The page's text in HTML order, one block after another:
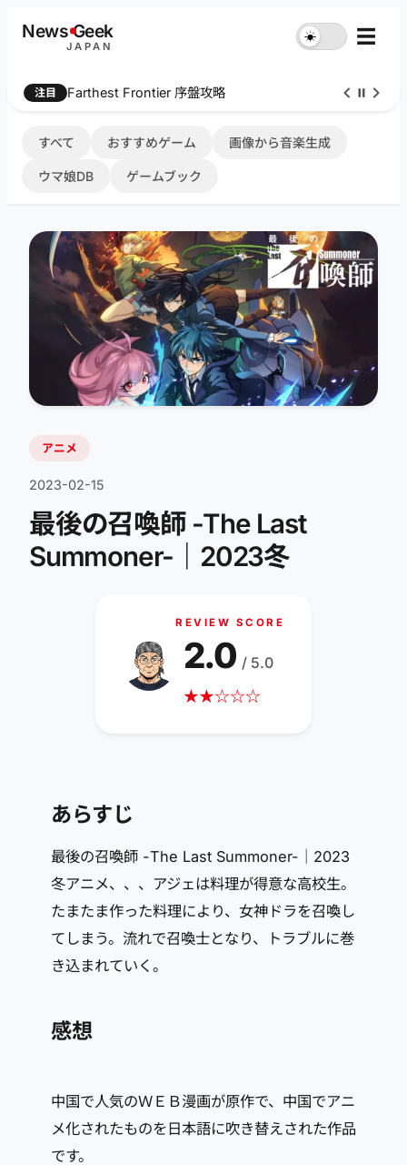
NewsGeek
JAPAN
☀︎ ☰
注目 Farthest Frontier 序盤攻略
すべて おすすめゲーム 画像から音楽生成
ウマ娘DB ゲームブック
アニメ
2023-02-15
最後の召喚師 -The Last
Summoner-｜2023冬
REVIEW SCORE
★★☆☆☆
2.0 / 5.0
あらすじ
最後の召喚師 -The Last Summoner-｜2023
冬アニメ、、、アジェは料理が得意な高校生。
たまたま作った料理により、女神ドラを召喚し
てしまう。流れで召喚士となり、トラブルに巻
き込まれていく。
感想
中国で人気のＷＥＢ漫画が原作で、中国でアニ
メ化されたものを日本語に吹き替えされた作品
です。